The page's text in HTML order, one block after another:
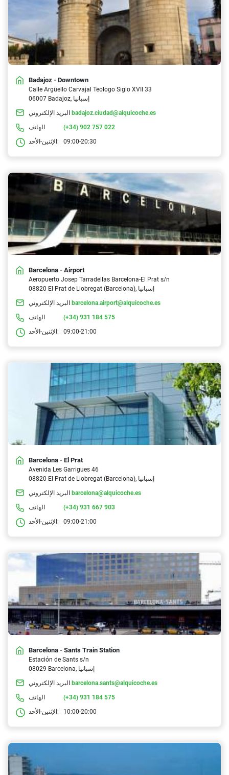
Badajoz - Downtown
Calle Argüello Carvajal Teologo Siglo XVII 33
06007 Badajoz, إسبانيا
البريد الإلكتروني
badajoz.ciudad@alquicoche.es
الهاتف
(+34) 902 757 022
الإثنين-الأحد:
09:00-20:30
Barcelona - Airport
Aeropuerto Josep Tarradellas Barcelona-El Prat s/n
08820 El Prat de Llobregat (Barcelona), إسبانيا
البريد الإلكتروني
barcelona.airport@alquicoche.es
الهاتف
(+34) 931 184 575
الإثنين-الأحد:
09:00-21:00
Barcelona - El Prat
Avenida Les Garrigues 46
08820 El Prat de Llobregat (Barcelona), إسبانيا
البريد الإلكتروني
barcelona@alquicoche.es
الهاتف
(+34) 931 667 903
الإثنين-الأحد:
09:00-21:00
Barcelona - Sants Train Station
Estación de Sants s/n
08029 Barcelona, إسبانيا
البريد الإلكتروني
barcelona.sants@alquicoche.es
الهاتف
(+34) 931 184 575
الإثنين-الأحد:
10:00-20:00